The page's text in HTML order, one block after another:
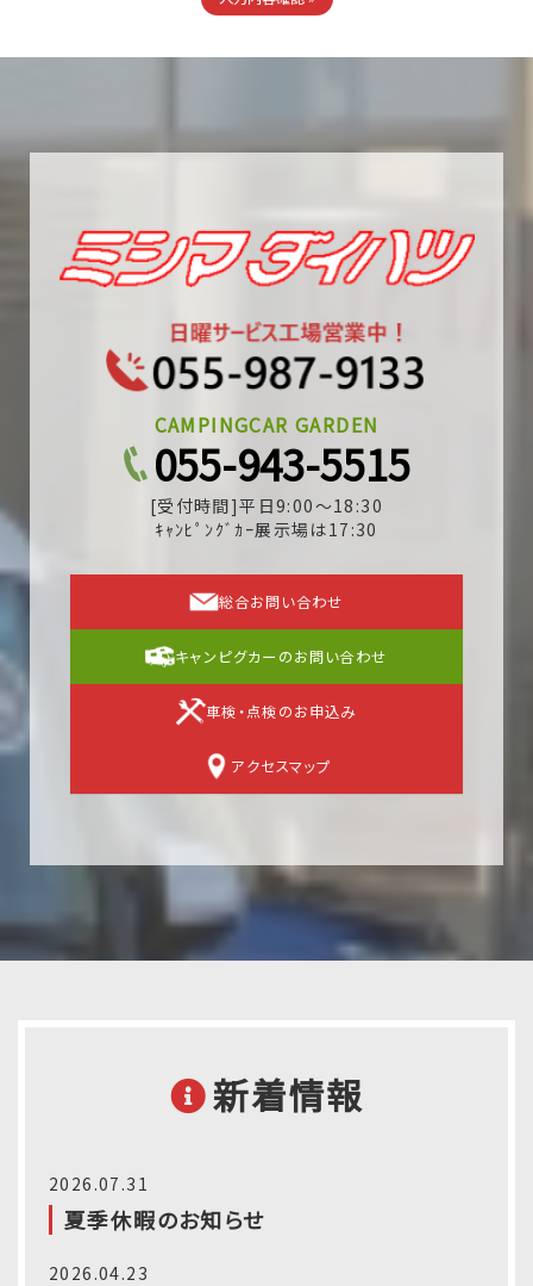
CAMPINGCAR GARDEN
055-943-5515
[受付時間]平日9:00～18:30
ｷｬﾝﾋﾟﾝｸﾞｶｰ展示場は17:30
総合お問い合わせ
キャンピグカーのお問い合わせ
車検・点検のお申込み
アクセスマップ
新着情報
2026.07.31
夏季休暇のお知らせ
2026.04.23